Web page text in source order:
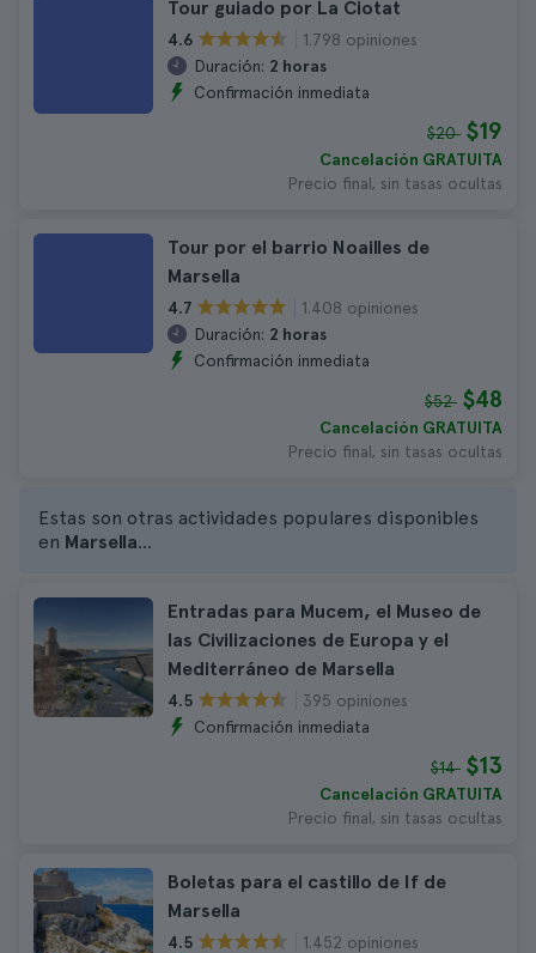
Tour guiado por La Ciotat
4.6
1.798 opiniones
Duración: 2 horas
Confirmación inmediata
$20 $19
Cancelación GRATUITA
Precio final, sin tasas ocultas
Tour por el barrio Noailles de
Marsella
4.7
1.408 opiniones
Duración: 2 horas
Confirmación inmediata
$52 $48
Cancelación GRATUITA
Precio final, sin tasas ocultas
Estas son otras actividades populares disponibles
en Marsella...
Entradas para Mucem, el Museo de
las Civilizaciones de Europa y el
Mediterráneo de Marsella
4.5
395 opiniones
Confirmación inmediata
$14 $13
Cancelación GRATUITA
Precio final, sin tasas ocultas
Boletas para el castillo de If de
Marsella
4.5
1.452 opiniones